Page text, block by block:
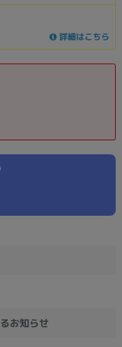
詳細はこちら
お知らせ
PC周辺機器